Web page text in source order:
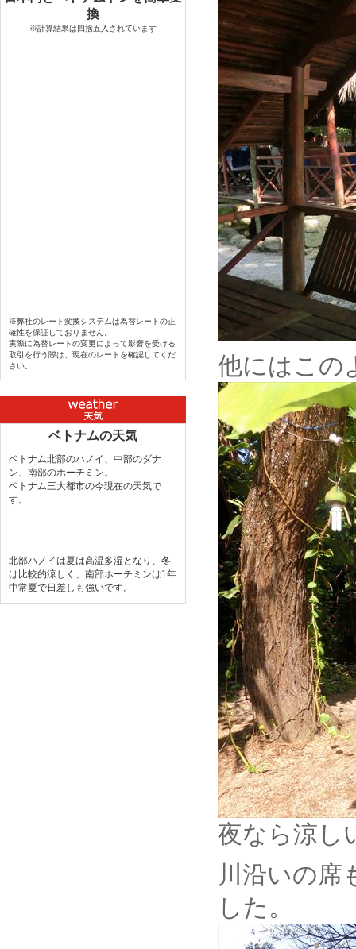
換
※計算結果は四捨五入されています
※弊社のレート変換システムは為替レートの正
確性を保証しておりません。
実際に為替レートの変更によって影響を受ける
取引を行う際は、現在のレートを確認してくだ
さい。
ベトナムの天気
ベトナム北部のハノイ、中部のダナ
ン、南部のホーチミン。
ベトナム三大都市の今現在の天気で
す。
北部ハノイは夏は高温多湿となり、冬
は比較的涼しく、南部ホーチミンは1年
中常夏で日差しも強いです。
他にはこの
夜なら涼し
川沿いの席
した。